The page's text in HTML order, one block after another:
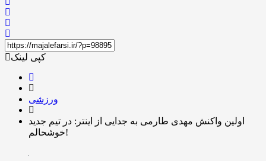
کپی لینک
ورزشی
اولین واکنش مهدی طارمی به جدایی از اینتر: در تیم جدید
خوشحالم!